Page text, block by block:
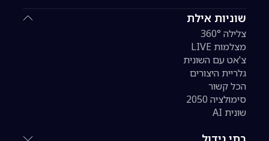
שוניות אילת
צלילה 360°
מצלמות LIVE
צ'אט עם השונית
גלריית היצורים
הכל קשור
סימולציה 2050
שונית AI